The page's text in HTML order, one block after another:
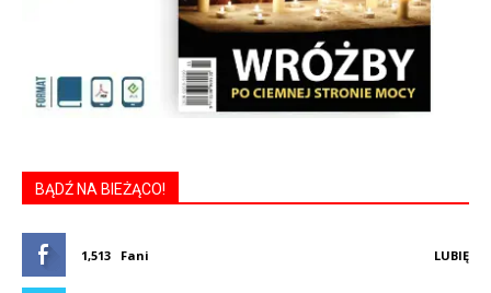
BĄDŹ NA BIEŻĄCO!
1,513 Fani LUBIĘ